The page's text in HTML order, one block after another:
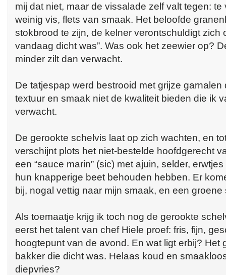
mij dat niet, maar de vissalade zelf valt tegen:
weinig vis, flets van smaak. Het beloofde
stokbrood te zijn, de kelner verontschuldigt zich
vandaag dicht was”. Was ook het zeewier op?
minder zilt dan verwacht.
De tatjespap werd bestrooid met grijze
textuur en smaak niet de kwaliteit bieden die ik
verwacht.
De gerookte schelvis laat op zich wachten, en
verschijnt plots het niet-bestelde hoofdgerecht
een “sauce marin” (sic) met ajuin, selder,
hun knapperige beet behouden hebben. Er
bij, nogal vettig naar mijn smaak, en een
Als toemaatje krijg ik toch nog de gerookte
eerst het talent van chef Hiele proef: fris, fijn,
hoogtepunt van de avond. En wat ligt erbij? Het
bakker die dicht was. Helaas koud en
diepvries?